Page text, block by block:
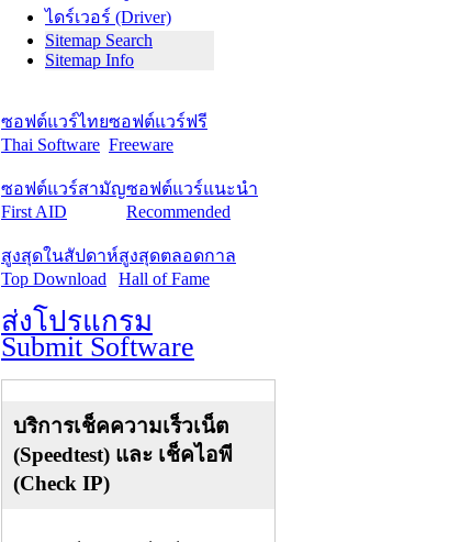
ไดร์เวอร์ (Driver)
Sitemap Search
Sitemap Info
ซอฟต์แวร์ไทย
Thai Software
ซอฟต์แวร์ฟรี
Freeware
ซอฟต์แวร์สามัญ
First AID
ซอฟต์แวร์แนะนำ
Recommended
สูงสุดในสัปดาห์
Top Download
สูงสุดตลอดกาล
Hall of Fame
ส่งโปรแกรม
Submit Software
บริการเช็คความเร็วเน็ต
(Speedtest) และ เช็คไอพี
(Check IP)